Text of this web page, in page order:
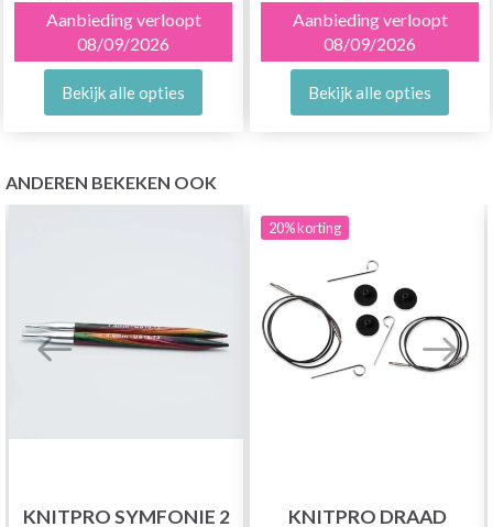
Aanbieding verloopt
08/09/2026
Bekijk alle opties
Aanbieding verloopt
08/09/2026
Bekijk alle opties
ANDEREN BEKEKEN OOK
KNITPRO SYMFONIE 2
20%korting
KNITPRO DRAAD